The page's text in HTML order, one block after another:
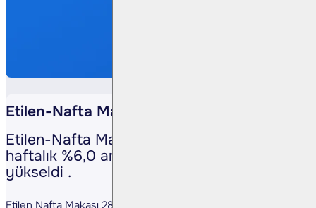
Etilen-Nafta Makası
Etilen-Nafta Makası 28 Mart itibariyle
haftalık %6,0 artışla 336 dolar seviyesine
yükseldi .